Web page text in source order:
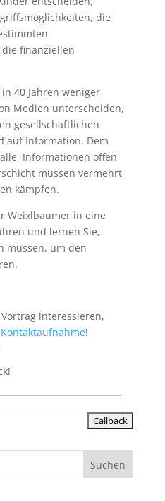
die
finanziellen
40 Jahren weniger
Medien unterscheiden,
gesellschaftlichen
auf Information. Dem
Informationen offen
müssen vermehrt
kämpfen.
Weixlbaumer in eine
und lernen Sie,
müssen, um den
interessieren,
Kontaktaufnahme!